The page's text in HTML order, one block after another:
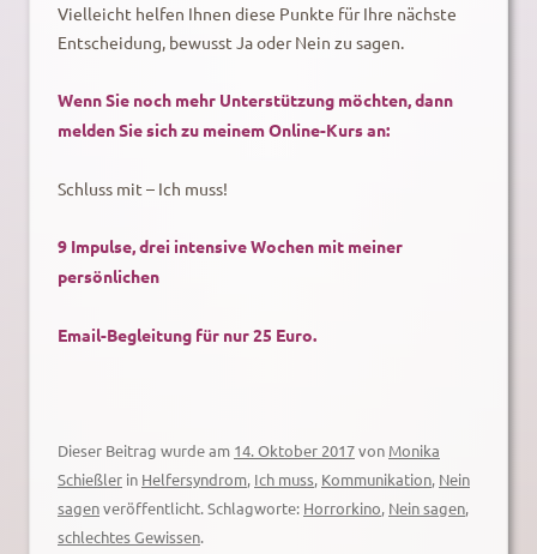
Vielleicht helfen Ihnen diese Punkte für Ihre nächste
Entscheidung, bewusst Ja oder Nein zu sagen.
Wenn Sie noch mehr Unterstützung möchten, dann
melden Sie sich zu meinem Online-Kurs an:
Schluss mit – Ich muss!
9 Impulse, drei intensive Wochen mit meiner
persönlichen
Email-Begleitung für nur 25 Euro.
Dieser Beitrag wurde am 14. Oktober 2017von Monika
Schießler in Helfersyndrom, Ich muss, Kommunikation, Nein
sagenveröffentlicht. Schlagworte: Horrorkino, Nein sagen,
schlechtes Gewissen.